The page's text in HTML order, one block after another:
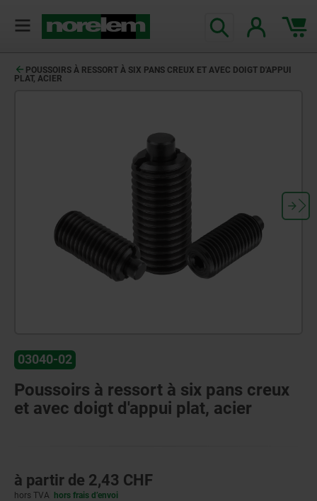
POUSSOIRS À RESSORT À SIX PANS CREUX ET AVEC DOIGT D'APPUI
PLAT, ACIER
03040-02
Poussoirs à ressort à six pans creux
et avec doigt d'appui plat, acier
à partir de 2,43 CHF
hors TVA hors frais d’envoi